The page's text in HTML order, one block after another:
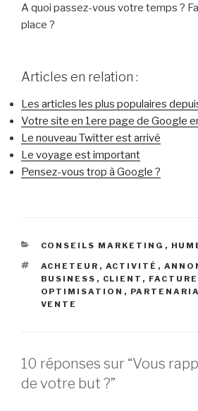
A quoi passez-vous votre temps ?
place ?
Articles en relation :
Les articles les plus populaires
Votre site en 1ere page de Google
Le nouveau Twitter est arrivé
Le voyage est important
Pensez-vous trop à Google ?
CATÉGORIES
CONSEILS MARKETING ,
ÉTIQUETTES
ACHETEUR , ACTIVITÉ ,
BUSINESS , CLIENT , FACTURE
OPTIMISATION ,
VENTE
10 réponses sur “Vous
de votre but ?”